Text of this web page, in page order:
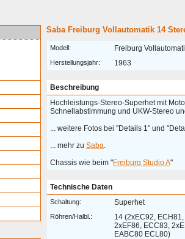
Saba Freiburg Vollautomatik 14
Modell: Freiburg
Herstellungsjahr: 1963
Beschreibung
Hochleistungs-Stereo-Superhet mit
Schnellabstimmung und UKW-Stereo
... weitere Fotos bei "Details 1" und
... mehr zu Saba.
Chassis wie beim "Freiburg Studio A"
Technische Daten
Schaltung: Superhet
Röhren/Halbl.:
14 (2xEC92,
2xEF86, ECC83,
EABC80 ECL80)